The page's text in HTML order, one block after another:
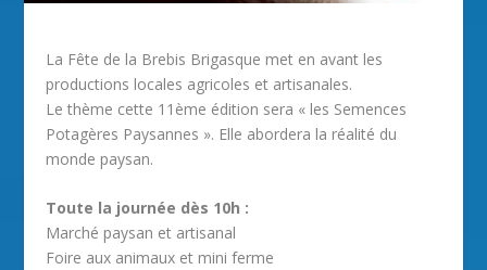
La Fête de la Brebis Brigasque met en avant les
productions locales agricoles et artisanales.
Le thème cette 11 ème édition sera « les Semences
Potagères Paysannes ». Elle abordera la réalité du
monde paysan.
Toute la journée dès 10h :
Marché paysan et artisanal
Foire aux animaux et mini ferme